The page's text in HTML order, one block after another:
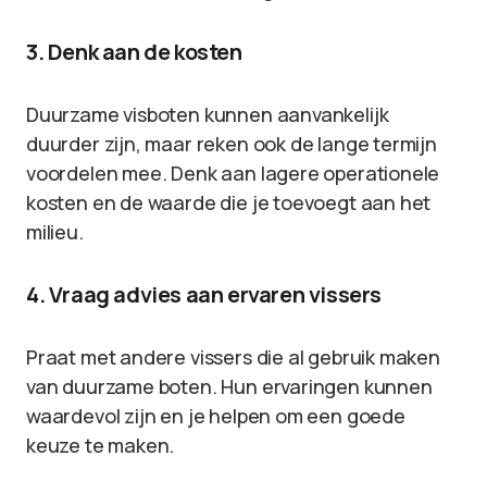
3. Denk aan de kosten
Duurzame visboten kunnen aanvankelijk
duurder zijn, maar reken ook de lange termijn
voordelen mee. Denk aan lagere operationele
kosten en de waarde die je toevoegt aan het
milieu.
4. Vraag advies aan ervaren vissers
Praat met andere vissers die al gebruik maken
van duurzame boten. Hun ervaringen kunnen
waardevol zijn en je helpen om een goede
keuze te maken.